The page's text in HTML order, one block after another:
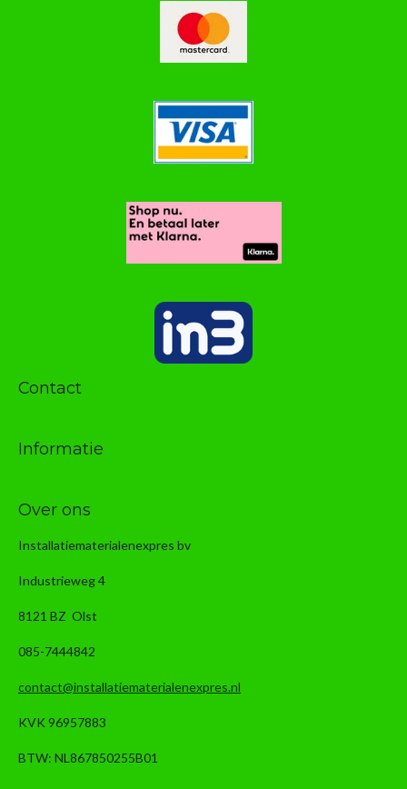
Contact
Informatie
Over ons
Installatiematerialenexpres bv
Industrieweg 4
8121 BZ Olst
085-7444842
contact@installatiematerialenexpres.nl
KVK 96957883
BTW: NL867850255B01